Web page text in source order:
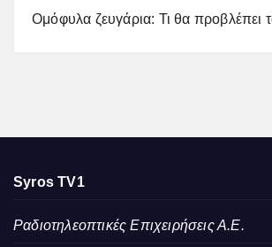
Ομόφυλα ζευγάρια: Τι θα προβλέπει
Syros TV1
Ραδιοτηλεοπτικές Επιχειρήσεις Α.Ε.